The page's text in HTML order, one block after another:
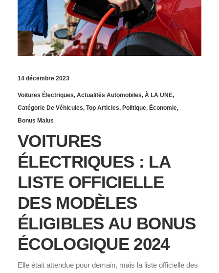
14 décembre 2023
Voitures Électriques, Actualités Automobiles, À LA UNE,
Catégorie De Véhicules, Top Articles, Politique, Économie,
Bonus Malus
VOITURES
ÉLECTRIQUES : LA
LISTE OFFICIELLE
DES MODÈLES
ÉLIGIBLES AU BONUS
ÉCOLOGIQUE 2024
Elle était attendue pour demain, mais la liste officielle des